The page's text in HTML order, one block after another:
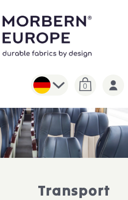
0
Transport